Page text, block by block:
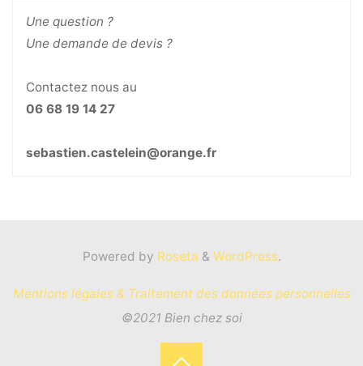
Une question ?
Une demande de devis ?
Contactez nous au
06 68 19 14 27
sebastien.castelein@orange.fr
Powered by Roseta & WordPress.
Mentions légales & Traitement des données personnelles
©2021 Bien chez soi